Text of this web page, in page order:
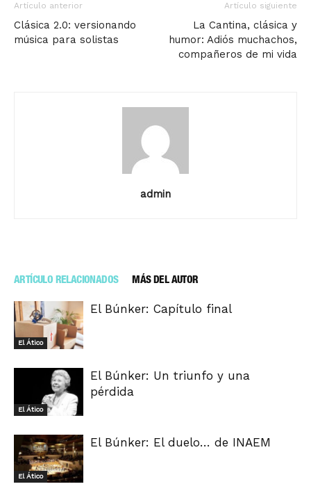
Artículo anterior
Clásica 2.0: versionando
música para solistas
Artículo siguiente
La Cantina, clásica y
humor: Adiós muchachos,
compañeros de mi vida
admin
ARTÍCULO RELACIONADOS MÁS DEL AUTOR
El Ático
El Búnker: Capítulo final
El Ático
El Búnker: Un triunfo y una
pérdida
El Ático
El Búnker: El duelo… de INAEM